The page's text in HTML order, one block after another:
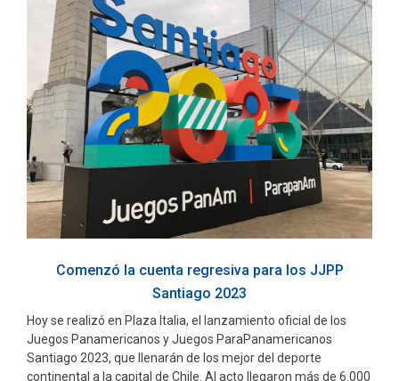
Comenzó la cuenta regresiva para los JJPP
Santiago 2023
Hoy se realizó en Plaza Italia, el lanzamiento oficial de los
Juegos Panamericanos y Juegos ParaPanamericanos
Santiago 2023, que llenarán de los mejor del deporte
continental a la capital de Chile. Al acto llegaron más de 6.000